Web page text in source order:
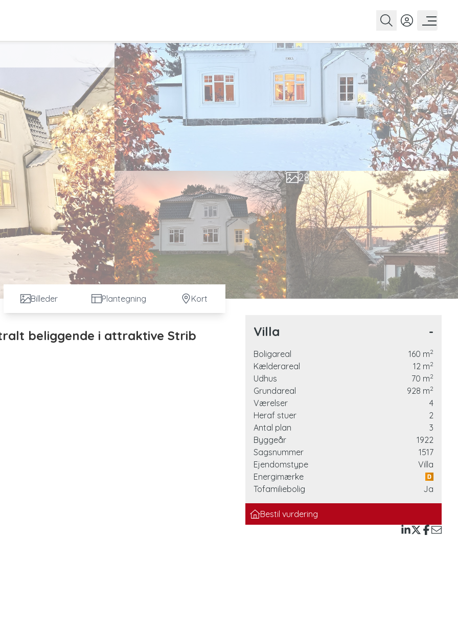
2
3
4
5
6
7
8
9
0
2
3
8
9
Billeder Plantegning Kort
beliggende i attraktive Strib
opholdsstue
og udhus
Villa -
Boligareal 160 m2
Kælderareal 12 m2
Udhus 70 m2
Grundareal 928 m2
Værelser
4
Heraf stuer
2
Antal plan
3
Byggeår
1922
Sagsnummer
1517
Ejendomstype
Villa
Energimærke
Tofamiliebolig
Ja
Bestil vurdering